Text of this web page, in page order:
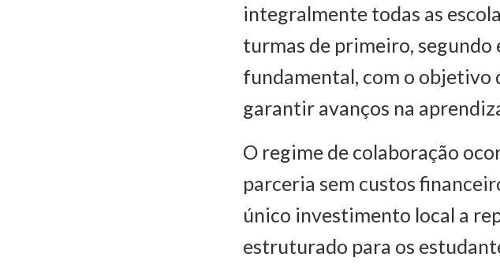
integralmente todas as
turmas de primeiro, segundo
fundamental, com o objetivo
garantir avanços na
O regime de colaboração
parceria sem custos
único investimento local a
estruturado para os